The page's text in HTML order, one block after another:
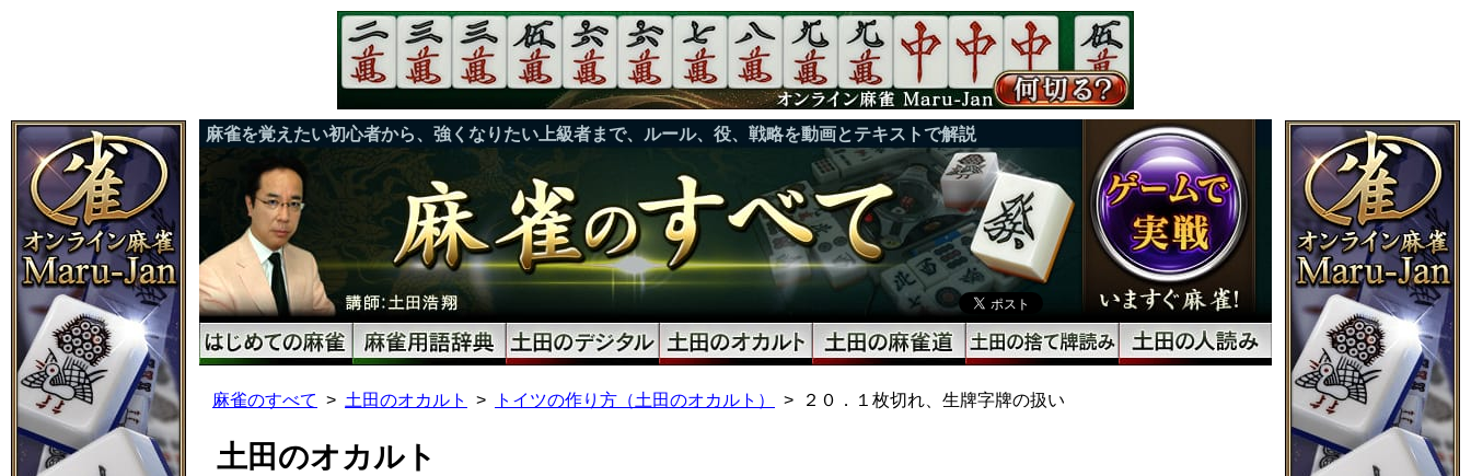
麻雀を覚えたい初心者から、強くなりたい上級者まで、ルール、役、戦略を動画とテキストで解説
麻雀のすべて 土田のオカルト トイツの作り方（土田のオカルト） ２０．１枚切れ、生牌字牌の扱い
土田のオカルト